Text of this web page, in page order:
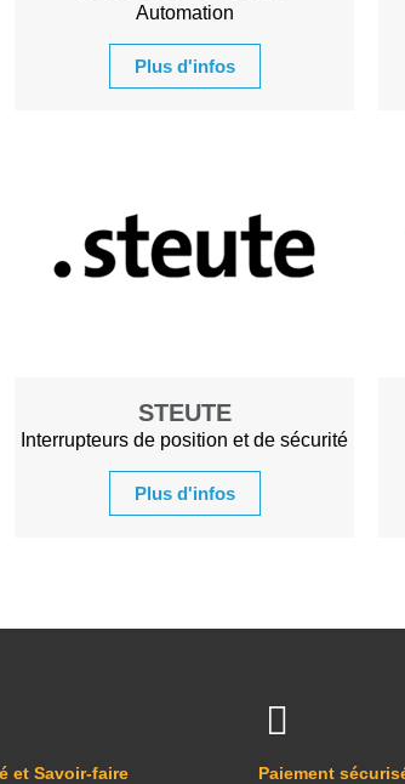
Automation
Plus d'infos
STEUTE
Interrupteurs de position et de sécurité
Plus d'infos
et Savoir-faire Paiement